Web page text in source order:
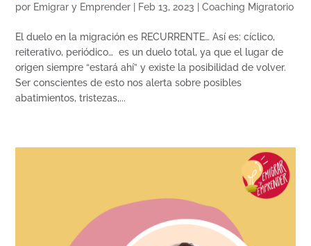
por Emigrar y Emprender Feb 13, 2023 |Coaching Migratorio
El duelo en la migración es RECURRENTE… Así es: cíclico,
reiterativo, periódico… es un duelo total, ya que el lugar de
origen siempre “estará ahí” y existe la posibilidad de volver.
Ser conscientes de esto nos alerta sobre posibles
abatimientos, tristezas,...